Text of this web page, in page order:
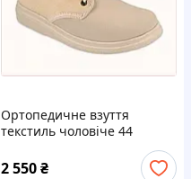
Ортопедичне взуття
текстиль чоловіче 44
2 550₴